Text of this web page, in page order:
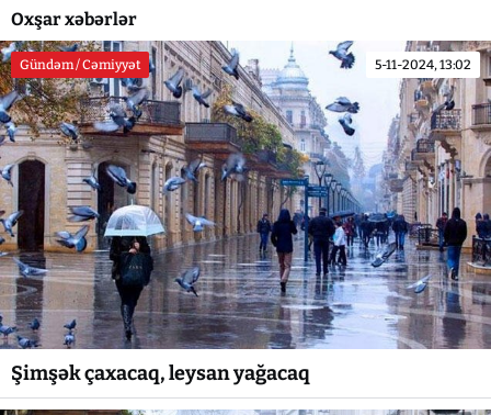
Oxşar xəbərlər
Gündəm / Cəmiyyət 5-11-2024, 13:02
Şimşək çaxacaq, leysan yağacaq